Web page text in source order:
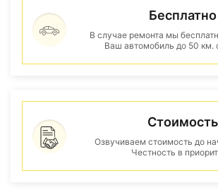
Бесплатно
В случае ремонта мы
Ваш автомобиль до 50
Стоимость
Озвучиваем стоимость до
Честность в